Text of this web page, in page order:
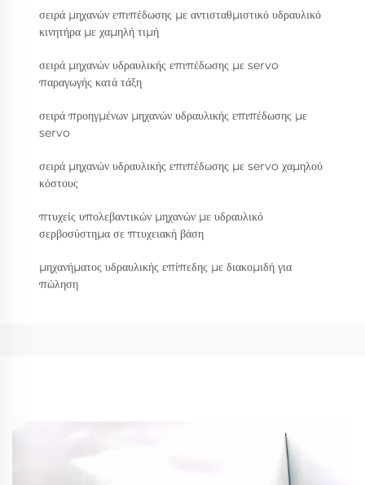
σειρά μηχανών επιπέδωσης με αντισταθμιστικό υδραυλικό
κινητήρα με χαμηλή τιμή
σειρά μηχανών υδραυλικής επιπέδωσης με servo
παραγωγής κατά τάξη
σειρά προηγμένων μηχανών υδραυλικής επιπέδωσης με
servo
σειρά μηχανών υδραυλικής επιπέδωσης με servo χαμηλού
κόστους
πτυχείς υπολεβαντικών μηχανών με υδραυλικό
σερβοσύστημα σε πτυχειακή βάση
μηχανήματος υδραυλικής επίπεδης με διακομιδή για
πώληση